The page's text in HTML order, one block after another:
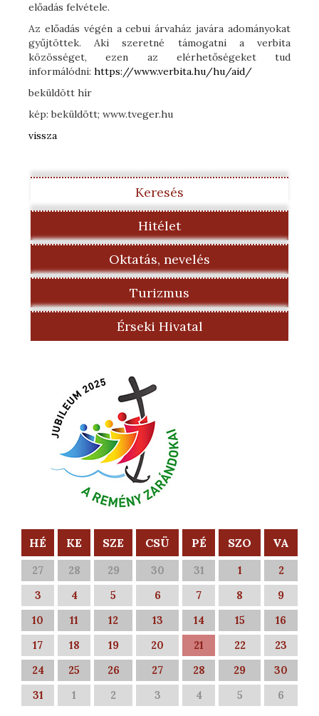
előadás felvétele.
Az előadás végén a cebui árvaház javára adományokat
gyűjtöttek. Aki szeretné támogatni a verbita
közösséget, ezen az elérhetőségeket tud
informálódni: https://www.verbita.hu/hu/aid/
beküldött hír
kép: beküldött; www.tveger.hu
vissza
Keresés
Hitélet
Oktatás, nevelés
Turizmus
Érseki Hivatal
HÉ KE SZE CSÜ PÉ SZO VA
27 28 29 30 31 1
2
3
4 5 6 7 8
9
10
11 12 13 14 15
16
17
18 19 20 21 22
23
24
25 26 27 28 29
30
31
1 2 3 4 5 6